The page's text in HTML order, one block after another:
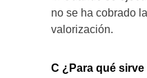
no se ha cobrado
valorización.
C ¿Para qué